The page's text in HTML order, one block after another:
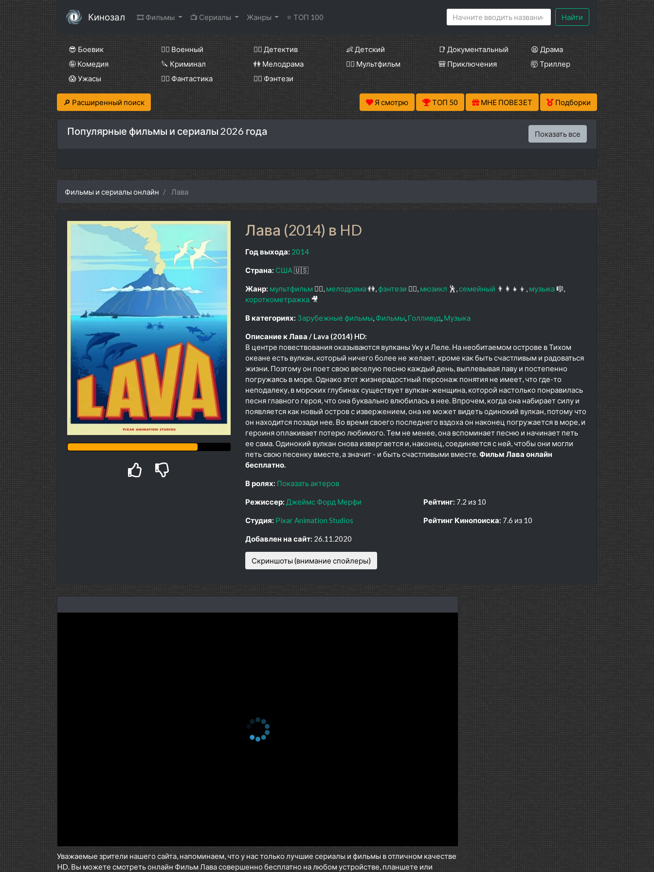
Кинозал 🎞 Фильмы 📺 Сериалы Жанры ⭐ ТОП 100 Найти
😎 Боевик 👨‍✈️ Военный 🕵️‍♂️ Детектив 👶 Детский 📑 Документальный
😫 Драма
🤪 Комедия
🔪 Криминал 👫 Мелодрама 🧚‍♀️ Мультфильм 🎒 Приключения
🤯 Триллер
😱 Ужасы
🧙‍♀️ Фантастика 🧝‍♂️ Фэнтези
🔎 Расширенный поиск Я смотрю ТОП 50 МНЕ ПОВЕЗЕТ Подборки
Популярные фильмы и сериалы 2026 года Показать все
Фильмы и сериалы онлайн Лава
Лава (2014) в HD
Год выхода: 2014
Страна: США🇺🇸
Жанр: мультфильм 🧚‍♀️ мелодрама👫 фэнтези 🧝‍♂️ мюзикл 🕺 семейный 👨‍👩‍👧‍👦 музыка 🎼
короткометражка 🎥
В категориях: Зарубежные фильмы Фильмы Голливуд Музыка
Описание к Лава / Lava (2014) HD:
В центре повествования оказываются вулканы Уку и Леле. На необитаемом острове в Тихом
океане есть вулкан, который ничего более не желает, кроме как быть счастливым и радоваться
жизни. Поэтому он поет свою веселую песню каждый день, выплевывая лаву и постепенно
погружаясь в море. Однако этот жизнерадостный персонаж понятия не имеет, что где-то
неподалеку, в морских глубинах существует вулкан-женщина, которой настолько понравилась
песня главного героя, что она буквально влюбилась в нее. Впрочем, когда она набирает силу и
появляется как новый остров с извержением, она не может видеть одинокий вулкан, потому что
он находится позади нее. Во время своего последнего вздоха он наконец погружается в море, и
героиня оплакивает потерю любимого. Тем не менее, она вспоминает песню и начинает петь
ее сама. Одинокий вулкан снова извергается и, наконец, соединяется с ней, чтобы они могли
петь свою песенку вместе, а значит - и быть счастливыми вместе.Фильм Лава онлайн
бесплатно.
В ролях: Показать актеров
Режиссер: Джеймс Форд Мерфи
Студия: Pixar Animation Studios
Рейтинг: 7.2 из 10
Рейтинг Кинопоиска: 7.6 из 10
Добавлен на сайт: 26.11.2020
Скриншоты (внимание спойлеры)
Уважаемые зрители нашего сайта, напоминаем, что у нас только лучшие сериалы и фильмы в отличном качестве
HD. Вы можете смотреть онлайн Фильм Лава совершенно бесплатно на любом устройстве, планшете или